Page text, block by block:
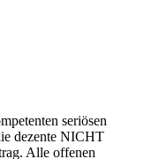
seriösen
dezente NICHT
Alle offenen